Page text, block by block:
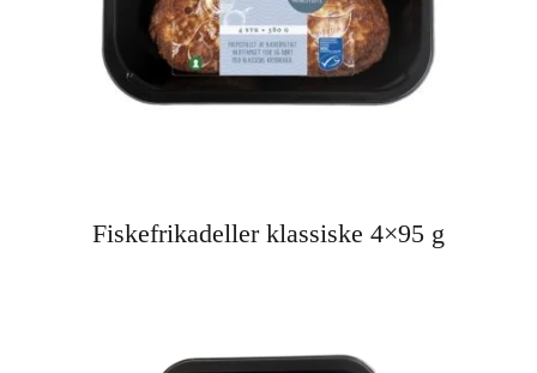
Fiskefrikadeller klassiske 4×95 g